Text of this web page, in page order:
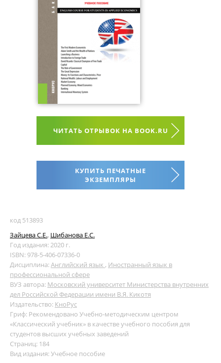
ЧИТАТЬ ОТРЫВОК НА BOOK.RU
КУПИТЬ ПЕЧАТНЫЕ
ЭКЗЕМПЛЯРЫ
код 513893
Зайцева С.Е., Шибанова Е.С.
Год издания: 2020 г.
ISBN: 978-5-406-07336-0
Дисциплина:Английский язык , Иностранный язык в
профессиональной сфере
ВУЗ автора: Московский университет Министерства внутренних
дел Российской Федерации имени В.Я. Кикотя
Издательство: КноРус
Гриф: Рекомендовано Учебно-методическим центром
«Классический учебник» в качестве учебного пособия для
студентов высших учебных заведений
Страниц: 184
Вид издания: Учебное пособие